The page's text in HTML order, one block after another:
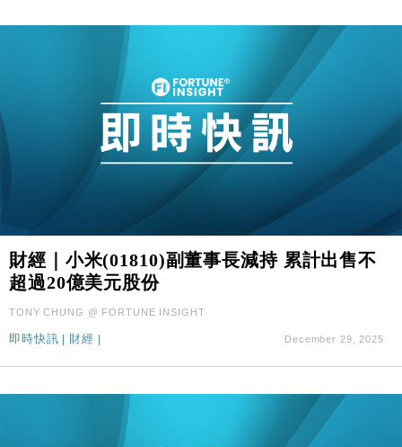
財經｜小米(01810)副董事長減持 累計出售不
超過20億美元股份
TONY CHUNG @ FORTUNE INSIGHT
即時快訊 財經 December 29, 2025